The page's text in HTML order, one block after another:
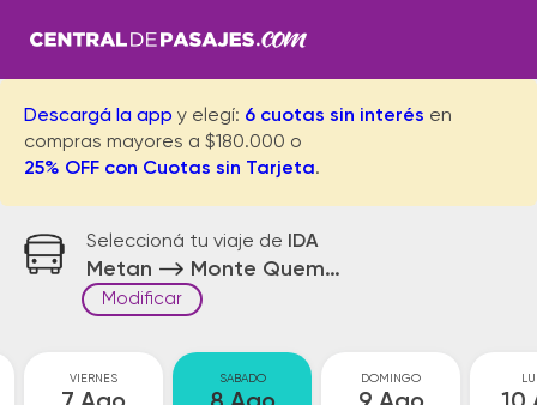
Descargá la app y elegí: 6 cuotas sin interés en
compras mayores a $180.000 o
25% OFF con Cuotas sin Tarjeta.
Seleccioná tu viaje de IDA
Metan Monte Quemado
Modificar
VIERNES SABADO DOMINGO